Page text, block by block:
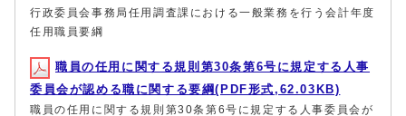
行政委員会事務局任用調査課における一般業務を行う会計年度
任用職員要綱
職員の任用に関する規則第30条第6号に規定する人事
委員会が認める職に関する要綱(PDF形式,62.03KB)
職員の任用に関する規則第30条第6号に規定する人事委員会が